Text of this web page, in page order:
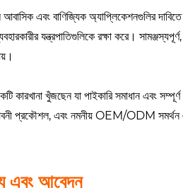
এবং বাণিজ্যিক অ্যাপ্লিকেশনগুলির দাবিতে
যন্ত্রপাতিগুলিকে রক্ষা করে।
কারখানা খুঁজছেন যা পাইকারি সমাধান এবং
প্রকৌশল, এবং নমনীয় OEM/ODM সমর্থন
এবং আবেদন